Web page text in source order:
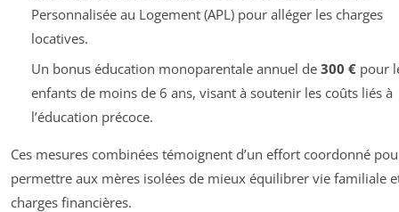
Personnalisée au Logement (APL) pour alléger les charges
locatives.
Un bonus éducation monoparentale annuel de 300 €pour
enfants de moins de 6 ans, visant à soutenir les coûts liés à
l’éducation précoce.
Ces mesures combinées témoignent d’un effort coordonné
permettre aux mères isolées de mieux équilibrer vie familiale
charges financières.